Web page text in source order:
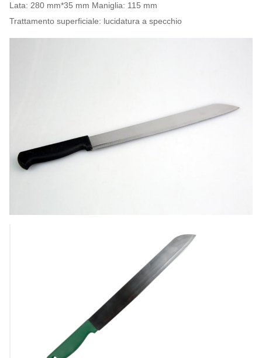
Lata: 280 mm*35 mm Maniglia: 115 mm
Trattamento superficiale: lucidatura a specchio